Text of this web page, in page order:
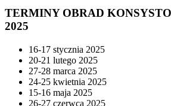
TERMINY OBRAD
2025
16-17 stycznia 2025
20-21 lutego 2025
27-28 marca 2025
24-25 kwietnia 2025
15-16 maja 2025
26-27 czerwca 2025